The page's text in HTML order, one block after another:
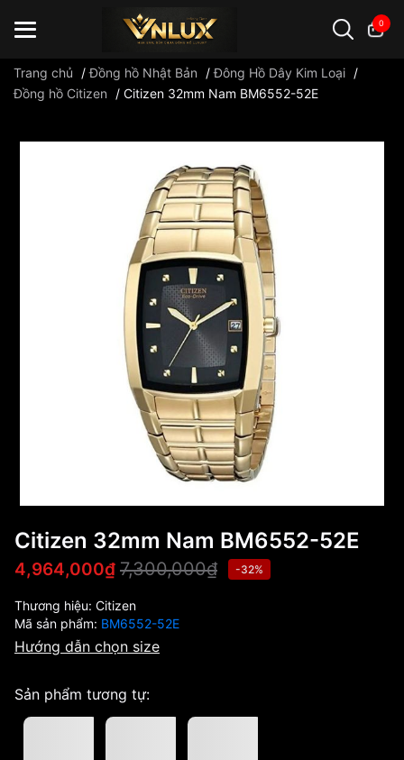
0
Trang chủ /Đồng hồ Nhật Bản /Đông Hồ Dây Kim Loại /
Đồng hồ Citizen
/ Citizen 32mm Nam BM6552-52E
Citizen 32mm Nam BM6552-52E
4,964,000₫ 7,300,000₫ -32%
Thương hiệu: Citizen
Mã sản phẩm: BM6552-52E
Hướng dẫn chọn size
Sản phẩm tương tự: